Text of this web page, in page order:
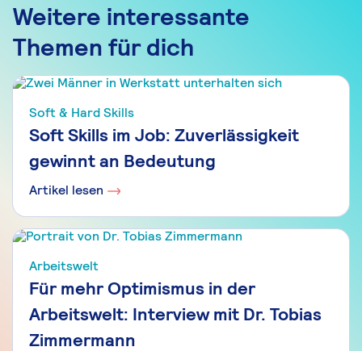
Weitere interessante
Themen für dich
Soft & Hard Skills
Soft Skills im Job: Zuverlässigkeit
gewinnt an Bedeutung
Artikel lesen
Arbeitswelt
Für mehr Optimismus in der
Arbeitswelt: Interview mit Dr. Tobias
Zimmermann